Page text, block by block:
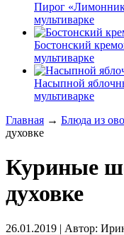
Пирог
мультиварке
Бостонский
мультиварке
Насыпной
мультиварке
Главная → Блюда из
духовке
Куриные
духовке
26.01.2019 | Автор: